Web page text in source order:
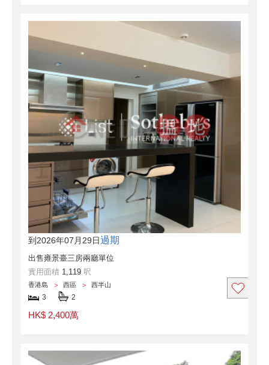
到2026年07月29日過期
出售雍景臺三房兩廳單位
實用面積 1,119 呎
香港島 西區 西半山
3 2
HK$ 2,400萬